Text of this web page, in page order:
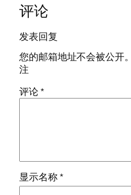
评论
发表回复
您的邮箱地址不会被公开。
注
评论*
显示名称*